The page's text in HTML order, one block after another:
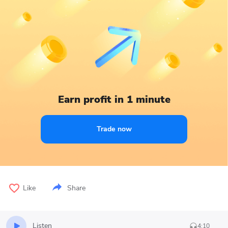
Earn profit in 1 minute
Trade now
Like Share
Listen 4:10